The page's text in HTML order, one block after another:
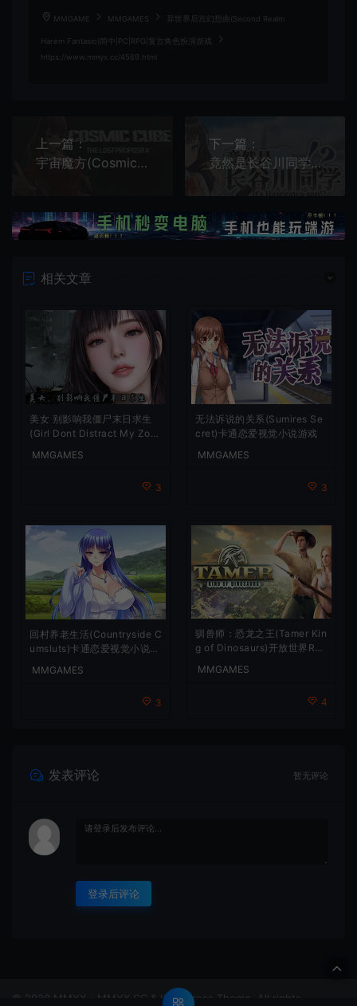
MMGAME MMGAMES 异世界后宫幻想曲(Second Realm
Harem Fantasio)简中|PC|RPG|复古角色扮演游戏
https://www.mmyx.cc/4569.html
上一篇：
宇宙魔方(Cosmic Cube)简中|PC|ACT|2D横版动作闯关游戏
下一篇：
竟然是长谷川同学(Hasegawa)简中|PC|ADV|短篇视觉小说游戏
相关文章
美女 别影响我僵尸末日求生
(Girl Dont Distract My Zom
戏
MMGAMES
3
无法诉说的关系(Sumires Se
cret)卡通恋爱视觉小说游戏
MMGAMES
3
回村养老生活(Countryside C
umsluts)卡通恋爱视觉小说游
MMGAMES
3
驯兽师：恐龙之王(Tamer Kin
g of Dinosaurs)开放世界RP
MMGAMES
4
发表评论 暂无评论
登录后评论
© 2020 MMYX - MMYX.CC & WordPress Theme. All rights